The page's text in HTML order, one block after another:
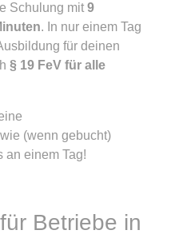
Schulung mit 9
. In nur einem Tag
für deinen
§ 19 FeV für alle
(wenn gebucht)
an einem Tag!
Betriebe in